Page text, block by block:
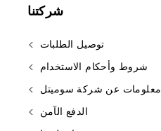
شركتنا
توصيل الطلبات
شروط وأحكام الاستخدام
معلومات عن شركة سوميتل
الدفع الآمن